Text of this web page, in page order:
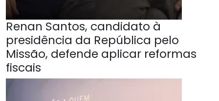
Renan Santos, candidato à
presidência da República pelo
Missão, defende aplicar reformas
fiscais